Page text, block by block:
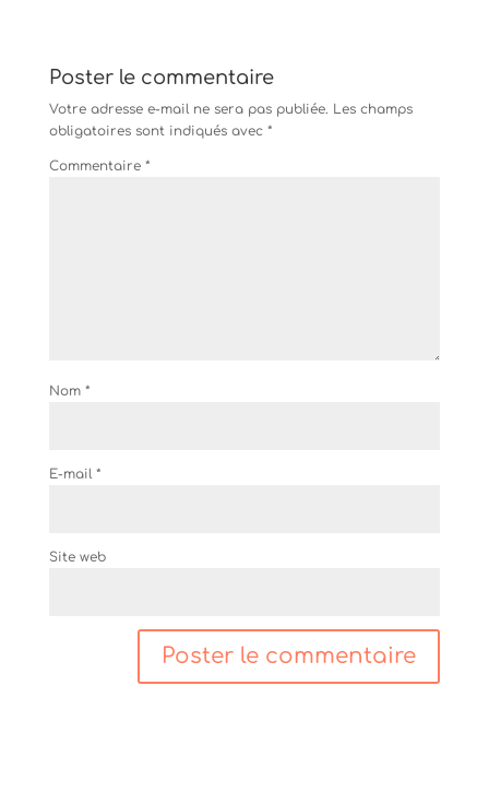
Poster le commentaire
Votre adresse e-mail ne sera pas publiée. Les champs
obligatoires sont indiqués avec *
Commentaire *
Nom *
E-mail *
Site web